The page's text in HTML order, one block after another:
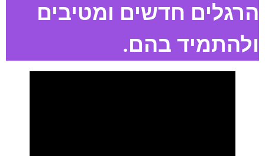
הרגלים חדשים ומטיבים
ולהתמיד בהם.